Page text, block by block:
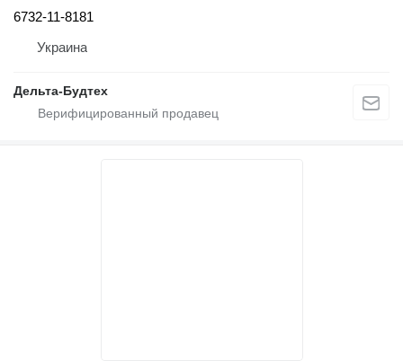
6732-11-8181
Украина
Дельта-Будтех